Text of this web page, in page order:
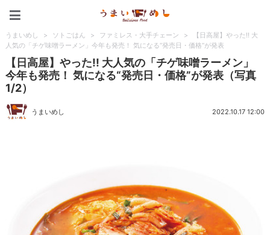
うまいめし > ソトごはん > ファミレス・大手チェーン >
【日高屋】やった!! 大
人気の「チゲ味噌ラーメン」今年も発売！ 気になる“発売日・価格”が発表
【日高屋】やった!! 大人気の「チゲ味噌ラーメン」
今年も発売！ 気になる“発売日・価格”が発表（写真
1/2）
うまいめし 2022.10.17 12:00